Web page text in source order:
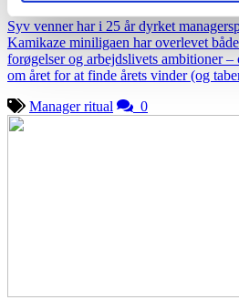
Syv venner har i 25 år dyrket
Kamikaze miniligaen har overlevet
forøgelser og arbejdslivets ambitioner –
om året for at finde årets vinder (og
Manager ritual
0